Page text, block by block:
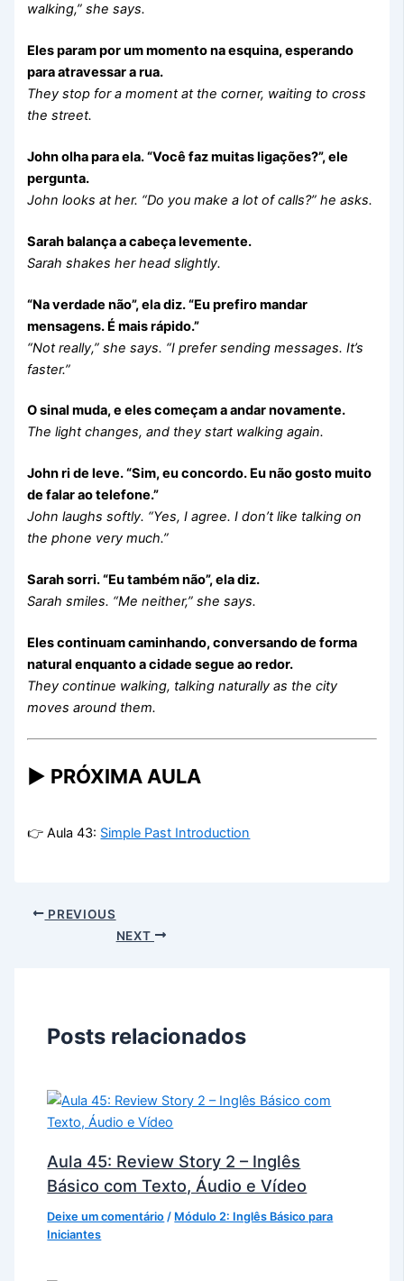
walking,” she says.
Eles param por um momento na esquina, esperando
para atravessar a rua.
They stop for a moment at the corner, waiting to cross
the street.
John olha para ela. “Você faz muitas ligações?”, ele
pergunta.
John looks at her. “Do you make a lot of calls?” he asks.
Sarah balança a cabeça levemente.
Sarah shakes her head slightly.
“Na verdade não”, ela diz. “Eu prefiro mandar
mensagens. É mais rápido.”
“Not really,” she says. “I prefer sending messages. It’s
faster.”
O sinal muda, e eles começam a andar novamente.
The light changes, and they start walking again.
John ri de leve. “Sim, eu concordo. Eu não gosto muito
de falar ao telefone.”
John laughs softly. “Yes, I agree. I don’t like talking on
the phone very much.”
Sarah sorri. “Eu também não”, ela diz.
Sarah smiles. “Me neither,” she says.
Eles continuam caminhando, conversando de forma
natural enquanto a cidade segue ao redor.
They continue walking, talking naturally as the city
moves around them.
▶️ PRÓXIMA AULA
👉 Aula 43: Simple Past Introduction
PREVIOUS
NEXT
Posts relacionados
Aula 45: Review Story 2 – Inglês
Básico com Texto, Áudio e Vídeo
Deixe um comentário / Módulo 2: Inglês Básico para
Iniciantes